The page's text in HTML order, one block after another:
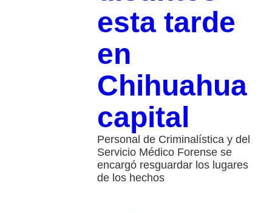
esta tarde
en
Chihuahua
capital
Personal de Criminalística y del
Servicio Médico Forense se
encargó resguardar los lugares
de los hechos